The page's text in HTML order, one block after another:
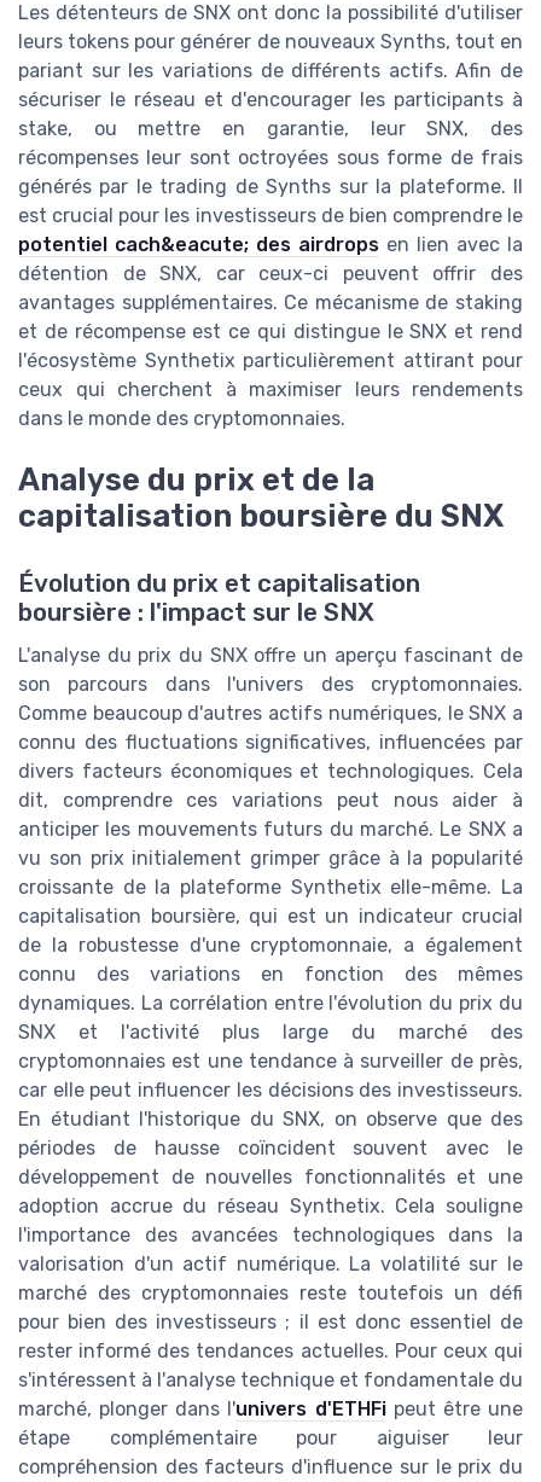
Les détenteurs de SNX ont donc la possibilité d'utiliser
leurs tokens pour générer de nouveaux Synths, tout en
pariant sur les variations de différents actifs. Afin de
sécuriser le réseau et d'encourager les participants à
stake, ou mettre en garantie, leur SNX, des
récompenses leur sont octroyées sous forme de frais
générés par le trading de Synths sur la plateforme. Il
est crucial pour les investisseurs de bien comprendre le
potentiel cach&eacute; des airdrops en lien avec la
détention de SNX, car ceux-ci peuvent offrir des
avantages supplémentaires. Ce mécanisme de staking
et de récompense est ce qui distingue le SNX et rend
l'écosystème Synthetix particulièrement attirant pour
ceux qui cherchent à maximiser leurs rendements
dans le monde des cryptomonnaies.
Analyse du prix et de la
capitalisation boursière du SNX
Évolution du prix et capitalisation
boursière : l'impact sur le SNX
L'analyse du prix du SNX offre un aperçu fascinant de
son parcours dans l'univers des cryptomonnaies.
Comme beaucoup d'autres actifs numériques, le SNX a
connu des fluctuations significatives, influencées par
divers facteurs économiques et technologiques. Cela
dit, comprendre ces variations peut nous aider à
anticiper les mouvements futurs du marché. Le SNX a
vu son prix initialement grimper grâce à la popularité
croissante de la plateforme Synthetix elle-même. La
capitalisation boursière, qui est un indicateur crucial
de la robustesse d'une cryptomonnaie, a également
connu des variations en fonction des mêmes
dynamiques. La corrélation entre l'évolution du prix du
SNX et l'activité plus large du marché des
cryptomonnaies est une tendance à surveiller de près,
car elle peut influencer les décisions des investisseurs.
En étudiant l'historique du SNX, on observe que des
périodes de hausse coïncident souvent avec le
développement de nouvelles fonctionnalités et une
adoption accrue du réseau Synthetix. Cela souligne
l'importance des avancées technologiques dans la
valorisation d'un actif numérique. La volatilité sur le
marché des cryptomonnaies reste toutefois un défi
pour bien des investisseurs ; il est donc essentiel de
rester informé des tendances actuelles. Pour ceux qui
s'intéressent à l'analyse technique et fondamentale du
marché, plonger dans l'univers d'ETHFipeut être une
étape complémentaire pour aiguiser leur
compréhension des facteurs d'influence sur le prix du